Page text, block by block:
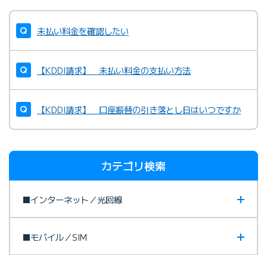
未払い料金を確認したい
【KDDI請求】 未払い料金の支払い方法
【KDDI請求】 口座振替の引き落とし日はいつですか
カテゴリ検索
■インターネット／光回線
■モバイル／SIM